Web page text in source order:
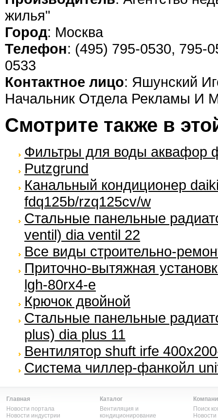
жилья"
Город: Москва
Телефон: (495) 795-0530, 795-
0533
Контактное лицо: Яшунский
Начальник Отдела Рекламы И
Смотрите также в
Фильтры для воды аквафор
Putzgrund
Канальный кондиционер
fdq125b/rzq125cv/w
Стальные панельные
ventil) dia ventil 22
Все виды строительно-
Приточно-вытяжная
lgh-80rx4-e
Крючок двойной
Стальные панельные
plus) dia plus 11
Вентилятор shuft irfe
Система чиллер-фанкойл
Главная
Новости портала
Новости индустрии
Каталог
Вентиляция и
кондиционирование
Поиск